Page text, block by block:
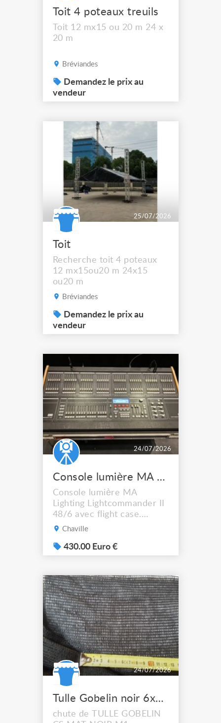
Toit 4 poteaux treuils
Toit 12 mx15 ou 20 m 24 x
20 m
Bréviandes
Demandez le prix au
vendeur
25/07/2026
Toit
Recherche toit 4 poteaux
12 mx15ou20 m 24x15
ou20 m
Bréviandes
Demandez le prix au
vendeur
24/07/2026
Console lumière MA Lighting Lightcommander II 486 avec flight case
Console lumière MA
Lighting Lightcommander II
48/6 avec flight case.
Housse + 2 littlight inclus +
fonctionne, mais : - il
manque la clef qui locke la
abîmés, cf. photos Le
pupitre MA Lighting
Lightcommander 48/96 est
une console d’éclairage
intuiti...
Chaville
430.00 Euro €
24/07/2026
Tulle Gobelin noir 6x4m
chute de TULLE GOBELIN